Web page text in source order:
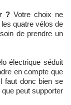
? Votre choix ne
quatre vélos de
de prendre un
électrique séduit
en compte que
faut donc bien se
peut supporter